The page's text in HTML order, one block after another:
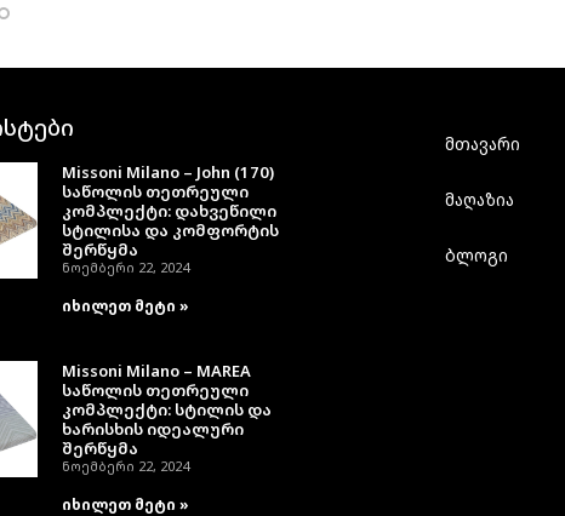
Missoni Milano – John (170)
საწოლის თეთრეული
კომპლექტი: დახვეწილი
სტილისა და კომფორტის
შერწყმა
ნოემბერი 22, 2024
იხილეთ მეტი »
Missoni Milano – MAREA
საწოლის თეთრეული
კომპლექტი: სტილის და
ხარისხის იდეალური
შერწყმა
ნოემბერი 22, 2024
იხილეთ მეტი »
მთავარი
მაღაზია
ბლოგი